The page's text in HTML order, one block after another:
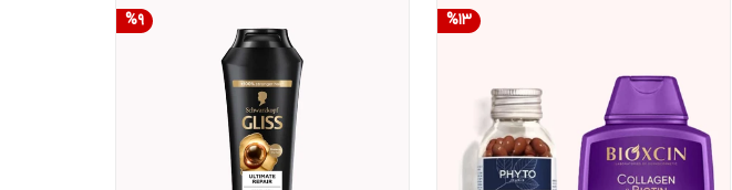
%13
%9